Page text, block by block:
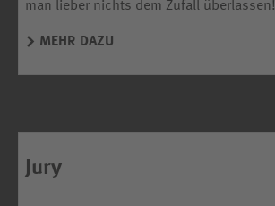
man lieber nichts dem Zufall überlassen!
MEHR DAZU
Jury